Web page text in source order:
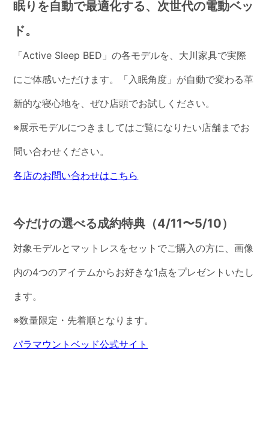
眠りを自動で最適化する、次世代の電動ベッ
ド。
「Active Sleep BED」の各モデルを、大川家具で実際
にご体感いただけます。「入眠角度」が自動で変わる革
新的な寝心地を、ぜひ店頭でお試しください。
※展示モデルにつきましてはご覧になりたい店舗までお
問い合わせください。
各店のお問い合わせはこちら
今だけの選べる成約特典（4/11〜5/10）
対象モデルとマットレスをセットでご購入の方に、画像
内の4つのアイテムからお好きな1点をプレゼントいたし
ます。
※数量限定・先着順となります。
パラマウントベッド公式サイト